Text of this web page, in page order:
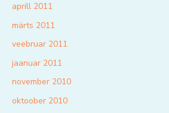
aprill 2011
märts 2011
veebruar 2011
jaanuar 2011
november 2010
oktoober 2010